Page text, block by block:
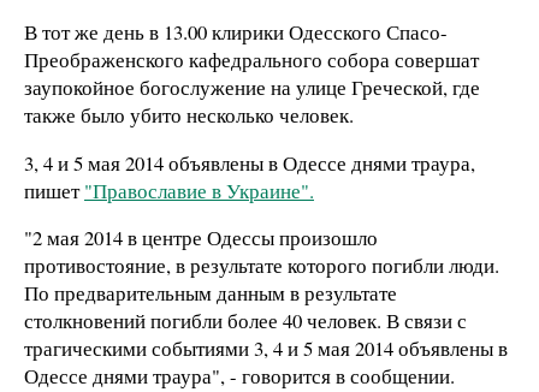
В тот же день в 13.00 клирики Одесского Спасо-
Преображенского кафедрального собора совершат
заупокойное богослужение на улице Греческой, где
также было убито несколько человек.
3, 4 и 5 мая 2014 объявлены в Одессе днями траура,
пишет"Православие в Украине".
"2 мая 2014 в центре Одессы произошло
противостояние, в результате которого погибли люди.
По предварительным данным в результате
столкновений погибли более 40 человек. В связи с
трагическими событиями 3, 4 и 5 мая 2014 объявлены в
Одессе днями траура", - говорится в сообщении.